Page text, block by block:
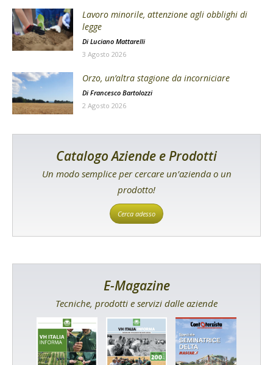
Lavoro minorile, attenzione agli obblighi di
legge
Di Luciano Mattarelli
3 Agosto 2026
Orzo, un’altra stagione da incorniciare
Di Francesco Bartolozzi
2 Agosto 2026
Catalogo Aziende e Prodotti
Un modo semplice per cercare un’azienda o un
prodotto!
Cerca adesso
E-Magazine
Tecniche, prodotti e servizi dalle aziende